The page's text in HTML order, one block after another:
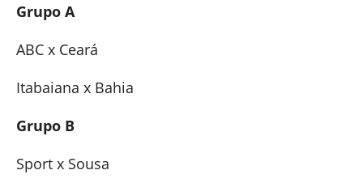
Grupo A
ABC x Ceará
Itabaiana x Bahia
Grupo B
Sport x Sousa